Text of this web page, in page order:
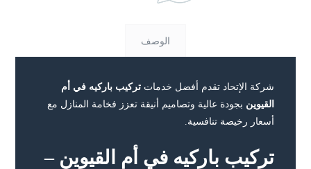
الوصف
شركة الإتحاد تقدم أفضل خدماتتركيب باركيه في أم
القيوين بجودة عالية وتصاميم أنيقة تعزز فخامة المنازل مع
أسعار رخيصة تنافسية.
تركيب باركيه في أم القيوين –